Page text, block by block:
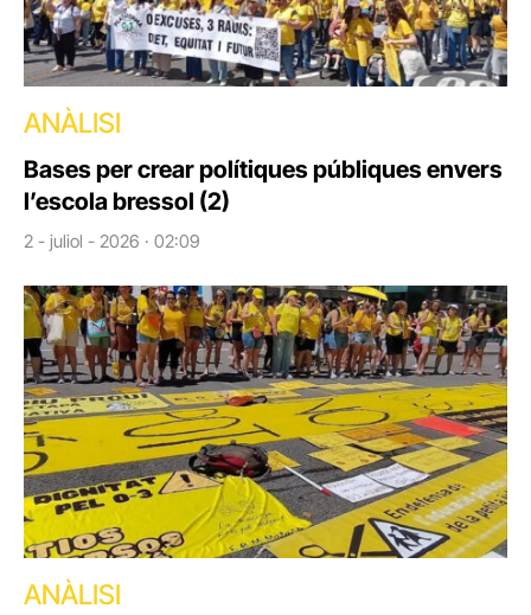
ANÀLISI
Bases per crear polítiques públiques envers
l’escola bressol (2)
2 - juliol - 2026 · 02:09
ANÀLISI